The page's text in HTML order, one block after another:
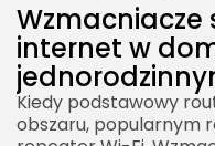
Wzmacniacze
internet w
Kiedy podstawowy
obszaru, popularnym